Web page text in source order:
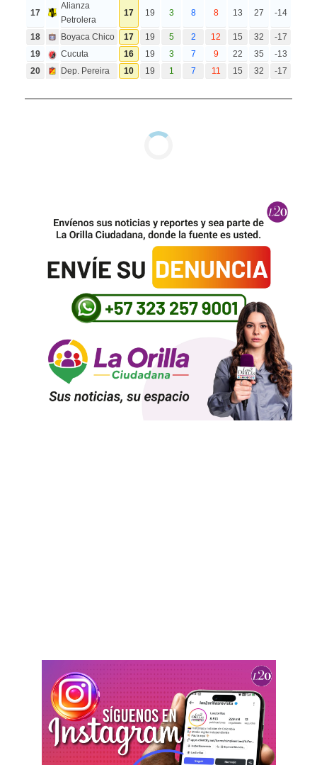
17
Alianza
Petrolera
17 19 3 8 8 13 27 -14
18 Boyaca Chico 17 19 5 2 12 15 32
-17
19
Cucuta 16 19 3 7 9 22 35
-13
20
Dep. Pereira 10 19 1 7 11 15 32 -17